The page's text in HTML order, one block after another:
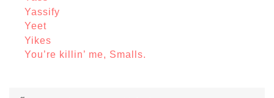
Yassify
Yeet
Yikes
You’re killin’ me, Smalls.